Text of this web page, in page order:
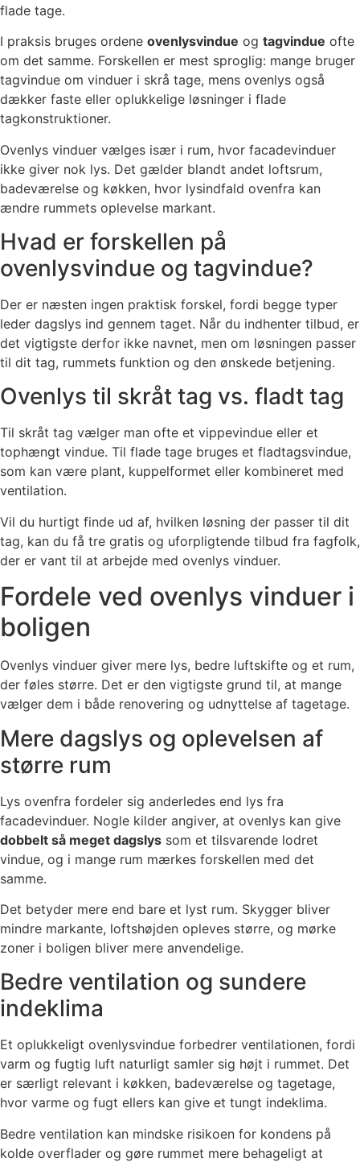
flade tage.
I praksis bruges ordene ovenlysvindue og tagvindue ofte
om det samme. Forskellen er mest sproglig: mange bruger
tagvindue om vinduer i skrå tage, mens ovenlys også
dækker faste eller oplukkelige løsninger i flade
tagkonstruktioner.
Ovenlys vinduer vælges især i rum, hvor facadevinduer
ikke giver nok lys. Det gælder blandt andet loftsrum,
badeværelse og køkken, hvor lysindfald ovenfra kan
ændre rummets oplevelse markant.
Hvad er forskellen på
ovenlysvindue og tagvindue?
Der er næsten ingen praktisk forskel, fordi begge typer
leder dagslys ind gennem taget. Når du indhenter tilbud, er
det vigtigste derfor ikke navnet, men om løsningen passer
til dit tag, rummets funktion og den ønskede betjening.
Ovenlys til skråt tag vs. fladt tag
Til skråt tag vælger man ofte et vippevindue eller et
tophængt vindue. Til flade tage bruges et fladtagsvindue,
som kan være plant, kuppelformet eller kombineret med
ventilation.
Vil du hurtigt finde ud af, hvilken løsning der passer til dit
tag, kan du få tre gratis og uforpligtende tilbud fra fagfolk,
der er vant til at arbejde med ovenlys vinduer.
Fordele ved ovenlys vinduer i
boligen
Ovenlys vinduer giver mere lys, bedre luftskifte og et rum,
der føles større. Det er den vigtigste grund til, at mange
vælger dem i både renovering og udnyttelse af tagetage.
Mere dagslys og oplevelsen af
større rum
Lys ovenfra fordeler sig anderledes end lys fra
facadevinduer. Nogle kilder angiver, at ovenlys kan give
dobbelt så meget dagslys som et tilsvarende lodret
vindue, og i mange rum mærkes forskellen med det
samme.
Det betyder mere end bare et lyst rum. Skygger bliver
mindre markante, loftshøjden opleves større, og mørke
zoner i boligen bliver mere anvendelige.
Bedre ventilation og sundere
indeklima
Et oplukkeligt ovenlysvindue forbedrer ventilationen, fordi
varm og fugtig luft naturligt samler sig højt i rummet. Det
er særligt relevant i køkken, badeværelse og tagetage,
hvor varme og fugt ellers kan give et tungt indeklima.
Bedre ventilation kan mindske risikoen for kondens på
kolde overflader og gøre rummet mere behageligt at